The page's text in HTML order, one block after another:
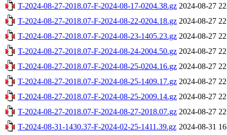
T-2024-08-27-2018.07-F-2024-08-17-0204.38.gz 2024-08-27
T-2024-08-27-2018.07-F-2024-08-22-0204.18.gz 2024-08-27
T-2024-08-27-2018.07-F-2024-08-23-1405.23.gz 2024-08-27
T-2024-08-27-2018.07-F-2024-08-24-2004.50.gz 2024-08-27
T-2024-08-27-2018.07-F-2024-08-25-0204.16.gz 2024-08-27
T-2024-08-27-2018.07-F-2024-08-25-1409.17.gz 2024-08-27
T-2024-08-27-2018.07-F-2024-08-25-2009.14.gz 2024-08-27
T-2024-08-27-2018.07-F-2024-08-27-2018.07.gz 2024-08-27
T-2024-08-31-1430.37-F-2024-02-25-1411.39.gz 2024-08-31